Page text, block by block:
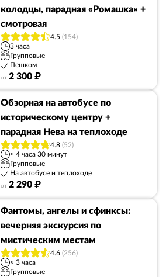
колодцы, парадная «Ромашка» +
смотровая
4.5 (154)
3 часа
Групповые
Пешком
от 2 300 ₽
Обзорная на автобусе по
историческому центру +
парадная Нева на теплоходе
4.8 (52)
≈ 4 часа 30 минут
Групповые
На автобусе и теплоходе
от 2 290 ₽
Фантомы, ангелы и сфинксы:
вечерняя экскурсия по
мистическим местам
4.6 (256)
≈ 3 часа
Групповые